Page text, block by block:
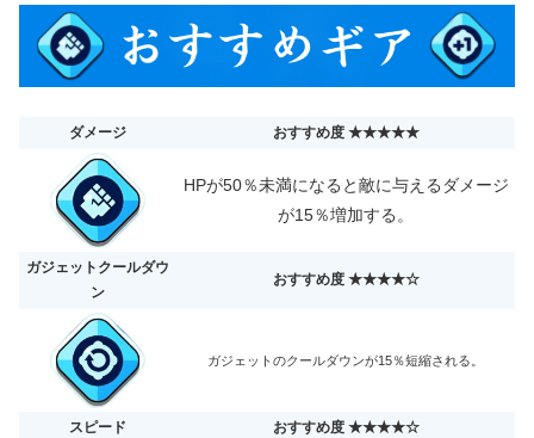
ダメージ おすすめ度 ★★★★★
HPが50％未満になると敵に与えるダメージ
が15％増加する。
ガジェットクールダウ
ン
おすすめ度 ★★★★☆
ガジェットのクールダウンが15％短縮される。
スピード おすすめ度 ★★★★☆